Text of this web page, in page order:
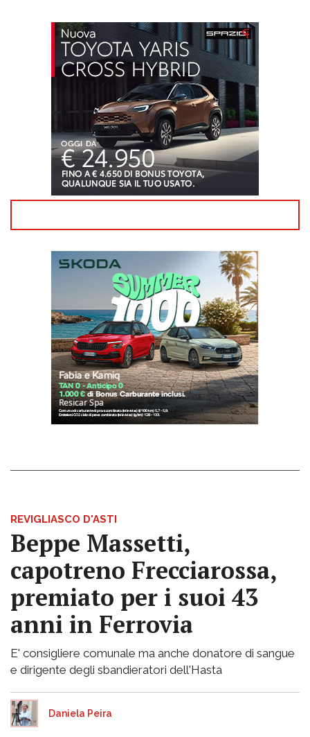
REVIGLIASCO D'ASTI
Beppe Massetti,
capotreno Frecciarossa,
premiato per i suoi 43
anni in Ferrovia
E' consigliere comunale ma anche donatore di sangue
e dirigente degli sbandieratori dell'Hasta
Daniela Peira